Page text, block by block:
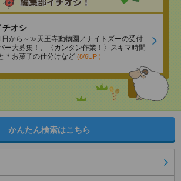
チオシ
から～≫天王寺動物園／ナイトズーの受付
ー大募集！、〈カンタン作業！〉スキマ時間
＊お菓子の仕分けなど (8/6UP!)
かんたん検索はこちら